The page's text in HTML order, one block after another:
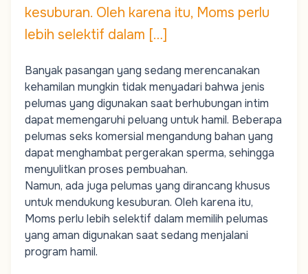
kesuburan. Oleh karena itu, Moms perlu
lebih selektif dalam […]
Banyak pasangan yang sedang merencanakan
kehamilan mungkin tidak menyadari bahwa jenis
pelumas yang digunakan saat berhubungan intim
dapat memengaruhi peluang untuk hamil. Beberapa
pelumas seks komersial mengandung bahan yang
dapat menghambat pergerakan sperma, sehingga
menyulitkan proses pembuahan.
Namun, ada juga pelumas yang dirancang khusus
untuk mendukung kesuburan. Oleh karena itu,
Moms perlu lebih selektif dalam memilih pelumas
yang aman digunakan saat sedang menjalani
program hamil.